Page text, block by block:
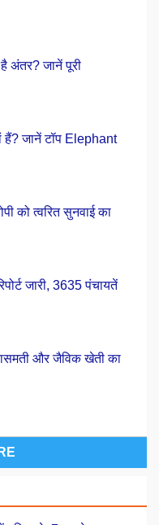
अंतर? जानें पूरी
हैं? जानें टॉप Elephant
को त्वरित सुनवाई का
जारी, 3635 पंचायतें
और जैविक खेती का